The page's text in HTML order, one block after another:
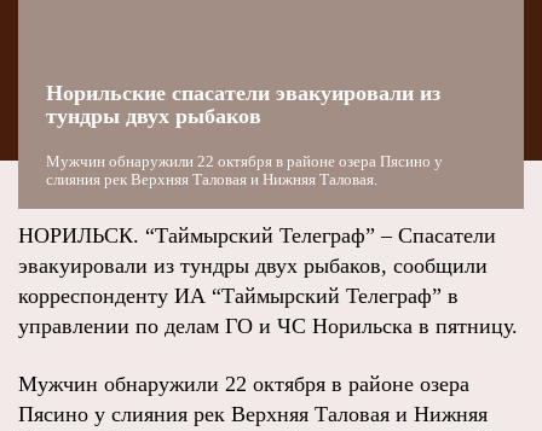
Норильские спасатели эвакуировали из
тундры двух рыбаков
Мужчин обнаружили 22 октября в районе озера Пясино у
слияния рек Верхняя Таловая и Нижняя Таловая.
НОРИЛЬСК. “Таймырский Телеграф” – Спасатели
эвакуировали из тундры двух рыбаков, сообщили
корреспонденту ИА “Таймырский Телеграф” в
управлении по делам ГО и ЧС Норильска в пятницу.
Мужчин обнаружили 22 октября в районе озера
Пясино у слияния рек Верхняя Таловая и Нижняя